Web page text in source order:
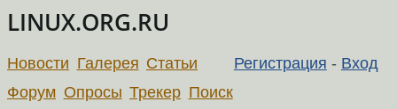
LINUX.ORG.RU
Регистрация - Вход
Новости Галерея Статьи
Форум Опросы Трекер Поиск